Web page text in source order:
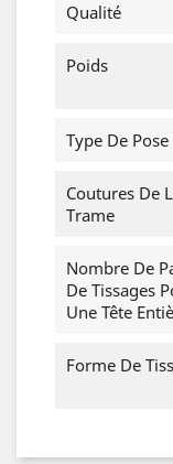
Qualité
Poids
Type De Pose
Coutures De
Trame
Nombre De
De Tissages
Une Tête
Forme De